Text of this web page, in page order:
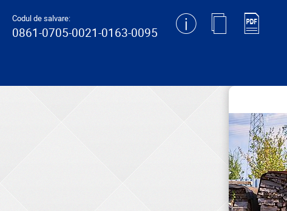
Codul de salvare:
0861-0705-0021-0163-0095